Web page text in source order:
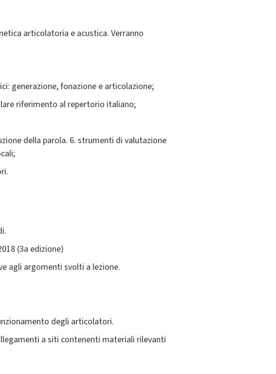
articolatoria e acustica. Verranno
generazione, fonazione e articolazione;
riferimento al repertorio italiano;
della parola. 6. strumenti di valutazione
(3a edizione)
agli argomenti svolti a lezione.
degli articolatori.
a siti contenenti materiali rilevanti